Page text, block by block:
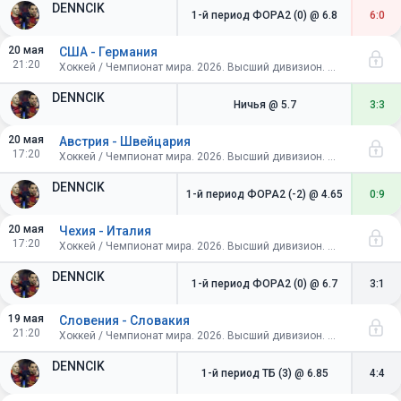
DENNCIK 1-й период ФОРА2 (0) @ 6.8 6:0
20 мая
21:20
DENNCIK
США - Германия
Хоккей / Чемпионат мира. 2026. Высший дивизион. Швейцария. Групповой этап
Ничья @ 5.7 3:3
20 мая
17:20
DENNCIK
Австрия - Швейцария
Хоккей / Чемпионат мира. 2026. Высший дивизион. Швейцария. Групповой этап
1-й период ФОРА2 (-2) @ 4.65 0:9
20 мая
17:20
DENNCIK
Чехия - Италия
Хоккей / Чемпионат мира. 2026. Высший дивизион. Швейцария. Групповой этап
1-й период ФОРА2 (0) @ 6.7 3:1
19 мая
21:20
DENNCIK
Словения - Словакия
Хоккей / Чемпионат мира. 2026. Высший дивизион. Швейцария. Групповой этап
1-й период ТБ (3) @ 6.85 4:4